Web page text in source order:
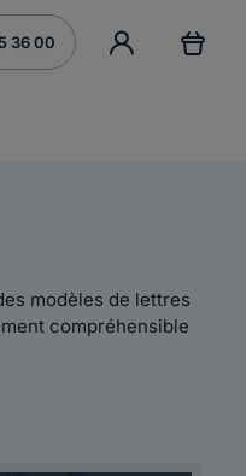
36 00
modèles de lettres
compréhensible